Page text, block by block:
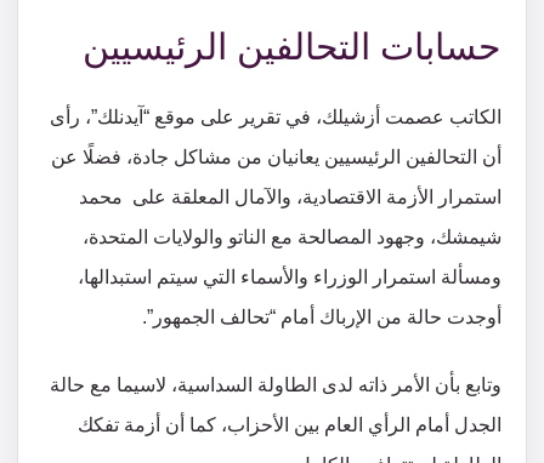
حسابات التحالفين الرئيسيين
الكاتب عصمت أزشيلك، في تقرير على موقع “آيدنلك”، رأى
أن التحالفين الرئيسيين يعانيان من مشاكل جادة، فضلًا عن
استمرار الأزمة الاقتصادية، والآمال المعلقة على محمد
شيمشك، وجهود المصالحة مع الناتو والولايات المتحدة،
ومسألة استمرار الوزراء والأسماء التي سيتم استبدالها،
أوجدت حالة من الإرباك أمام “تحالف الجمهور”.
وتابع بأن الأمر ذاته لدى الطاولة السداسية، لاسيما مع حالة
الجدل أمام الرأي العام بين الأحزاب، كما أن أزمة تفكك